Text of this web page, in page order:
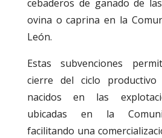
cebaderos de ganado de
ovina o caprina en la
León.
Estas subvenciones
cierre del ciclo
nacidos en las
ubicadas en la
facilitando una